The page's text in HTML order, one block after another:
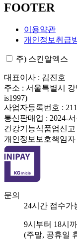
FOOTER
이용약관
개인정보취급
주) 스킨알엑스
대표이사 : 김진호
주소 : 서울특별시
is1997)
사업자등록번호 :
통신판매업 : 2024-
건강기능식품업신고
개인정보보호책임자
문의
24시간 접수가
9시부터 18시
(주말, 공휴일